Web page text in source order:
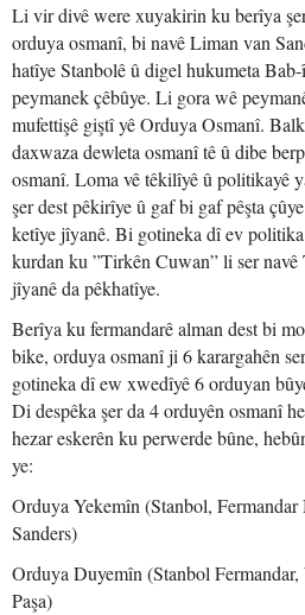
Li vir divê were xuyakirin ku berîya
orduya osmanî, bi navê Liman van
hatîye Stanbolê û digel hukumeta
peymanek çêbûye. Li gora wê
mufettişê giştî yê Orduya Osmanî.
daxwaza dewleta osmanî tê û dibe
osmanî. Loma vê têkilîyê û politikayê
şer dest pêkirîye û gaf bi gaf pêşta
ketîye jîyanê. Bi gotineka dî ev
kurdan ku ”Tirkên Cuwan” li ser
jîyanê da pêkhatîye.
Berîya ku fermandarê alman dest bi
bike, orduya osmanî ji 6 karargahên
gotineka dî ew xwedîyê 6 orduyan
Di despêka şer da 4 orduyên osmanî
hezar eskerên ku perwerde bûne,
ye:
Orduya Yekemîn (Stanbol,
Orduya Duyemîn (Stanbol